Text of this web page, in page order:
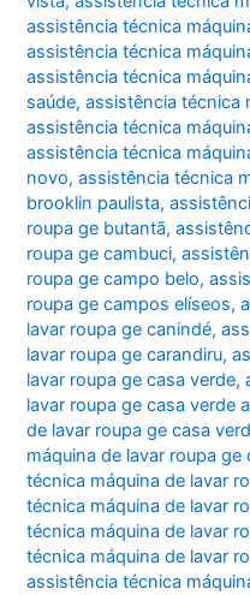
assistência técnica
assistência técnica
assistência técnica
saúde,assistência técnica
assistência técnica
assistência técnica
novo,assistência técnica
brooklin paulista,
roupa ge butantã,
roupa ge cambuci,
roupa ge campo belo,
roupa ge campos elíseos,
lavar roupa ge canindé,
lavar roupa ge carandiru,
lavar roupa ge casa verde,
lavar roupa ge casa verde
de lavar roupa ge casa
máquina de lavar roupa ge
técnica máquina de lavar
técnica máquina de lavar
técnica máquina de lavar
técnica máquina de lavar
assistência técnica